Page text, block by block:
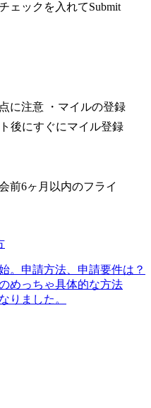
ェックを入れてSubmit
に注意 ・マイルの登録
後にすぐにマイル登録
前6ヶ月以内のフライ
。申請方法、申請要件は？
めっちゃ具体的な方法
りました。